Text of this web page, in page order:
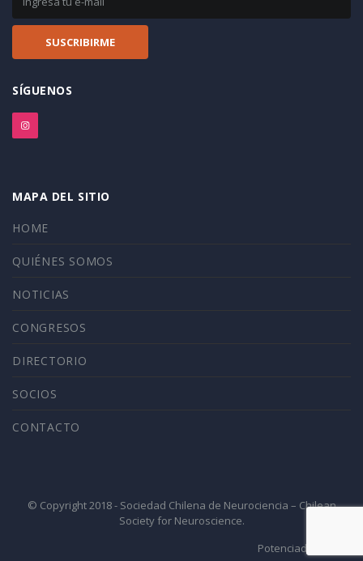
SÍGUENOS
MAPA DEL SITIO
HOME
QUIÉNES SOMOS
NOTICIAS
CONGRESOS
DIRECTORIO
SOCIOS
CONTACTO
© Copyright 2018 - Sociedad Chilena de Neurociencia – Chilean
Society for Neuroscience.
Potenciado por 4ID